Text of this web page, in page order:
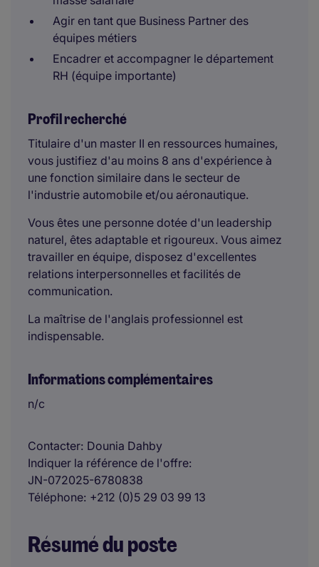
Agir en tant que Business Partner des
équipes métiers
Encadrer et accompagner le département
RH (équipe importante)
Profil recherché
Titulaire d'un master II en ressources humaines,
vous justifiez d'au moins 8 ans d'expérience à
une fonction similaire dans le secteur de
l'industrie automobile et/ou aéronautique.
Vous êtes une personne dotée d'un leadership
naturel, êtes adaptable et rigoureux. Vous aimez
travailler en équipe, disposez d'excellentes
relations interpersonnelles et facilités de
communication.
La maîtrise de l'anglais professionnel est
indispensable.
Informations complémentaires
n/c
Contacter Dounia Dahby
Indiquer la référence de l'offre
JN-072025-6780838
Téléphone +212 (0)5 29 03 99 13
Résumé du poste